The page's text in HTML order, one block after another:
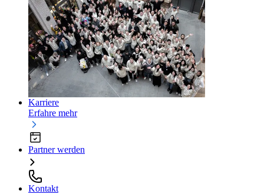
Karriere
Erfahre mehr
Partner werden
Kontakt